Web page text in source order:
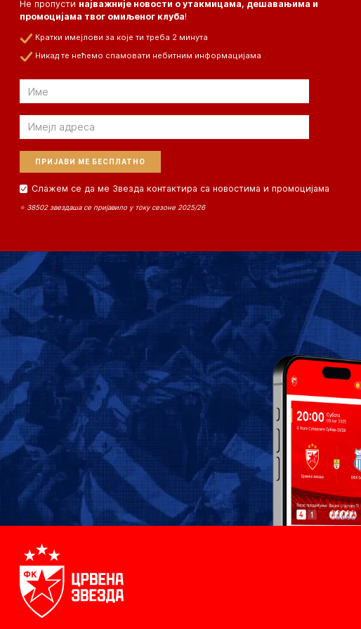
Не пропусти најважније новости о утакмицама, дешавањима и
промоцијама твог омиљеног клуба!
Кратки имејлови за које ти треба 2 минута
Никад те нећемо спамовати небитним информацијама
Email
Email
Слажем се да ме Звезда контактира са новостима и промоцијама
⭐ 38502 звездаша се пријавило у току сезоне 2025/26